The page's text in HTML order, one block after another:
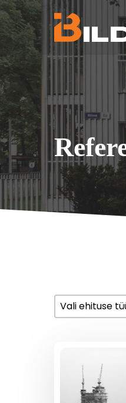
Ehituse tüüp
Select content
Select